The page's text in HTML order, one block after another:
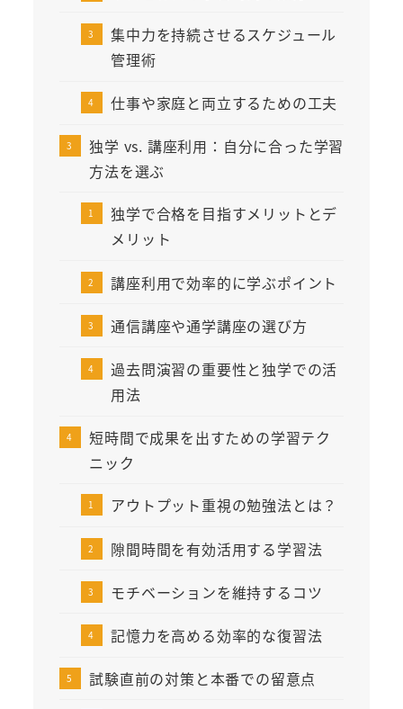
集中力を持続させるスケジュール
管理術
仕事や家庭と両立するための工夫
独学 vs. 講座利用：自分に合った学習
方法を選ぶ
独学で合格を目指すメリットとデ
メリット
講座利用で効率的に学ぶポイント
通信講座や通学講座の選び方
過去問演習の重要性と独学での活
用法
短時間で成果を出すための学習テク
ニック
アウトプット重視の勉強法とは？
隙間時間を有効活用する学習法
モチベーションを維持するコツ
記憶力を高める効率的な復習法
試験直前の対策と本番での留意点